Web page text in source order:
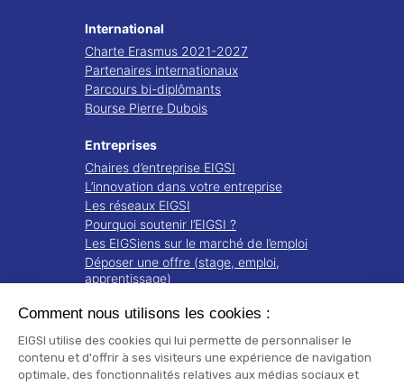
International
Charte Erasmus 2021-2027
Partenaires internationaux
Parcours bi-diplômants
Bourse Pierre Dubois
Entreprises
Chaires d’entreprise EIGSI
L’innovation dans votre entreprise
Les réseaux EIGSI
Pourquoi soutenir l’EIGSI ?
Les EIGSiens sur le marché de l’emploi
Déposer une offre (stage, emploi,
apprentissage)
Recherche
Projets de recherche
Notre écosystème
Publications
Comment nous utilisons les cookies :
EIGSI utilise des cookies qui lui permette de personnaliser le
contenu et d'offrir à ses visiteurs une expérience de navigation
optimale, des fonctionnalités relatives aux médias sociaux et